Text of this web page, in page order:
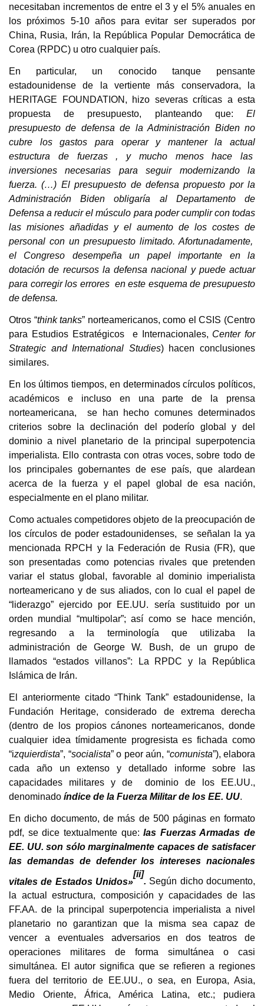
necesitaban incrementos de entre el 3 y el 5% anuales en
los próximos 5-10 años para evitar ser superados por
China, Rusia, Irán, la República Popular Democrática de
Corea (RPDC) u otro cualquier país.
En particular, un conocido tanque pensante
estadounidense de la vertiente más conservadora, la
HERITAGE FOUNDATION, hizo severas críticas a esta
propuesta de presupuesto, planteando que: El
presupuesto de defensa de la Administración Biden no
cubre los gastos para operar y mantener la actual
estructura de fuerzas , y mucho menos hace las
inversiones necesarias para seguir modernizando la
fuerza. (…) El presupuesto de defensa propuesto por la
Administración Biden obligaría al Departamento de
Defensa a reducir el músculo para poder cumplir con todas
las misiones añadidas y el aumento de los costes de
personal con un presupuesto limitado. Afortunadamente,
el Congreso desempeña un papel importante en la
dotación de recursos la defensa nacional y puede actuar
para corregir los errores en este esquema de presupuesto
de defensa.
Otros “think tanks” norteamericanos, como el CSIS (Centro
para Estudios Estratégicos e Internacionales, Center for
Strategic and International Studies) hacen conclusiones
similares.
En los últimos tiempos, en determinados círculos políticos,
académicos e incluso en una parte de la prensa
norteamericana, se han hecho comunes determinados
criterios sobre la declinación del poderío global y del
dominio a nivel planetario de la principal superpotencia
imperialista. Ello contrasta con otras voces, sobre todo de
los principales gobernantes de ese país, que alardean
acerca de la fuerza y el papel global de esa nación,
especialmente en el plano militar.
Como actuales competidores objeto de la preocupación de
los círculos de poder estadounidenses, se señalan la ya
mencionada RPCH y la Federación de Rusia (FR), que
son presentadas como potencias rivales que pretenden
variar el status global, favorable al dominio imperialista
norteamericano y de sus aliados, con lo cual el papel de
“liderazgo” ejercido por EE.UU. sería sustituido por un
orden mundial “multipolar”; así como se hace mención,
regresando a la terminología que utilizaba la
administración de George W. Bush, de un grupo de
llamados “estados villanos”: La RPDC y la República
Islámica de Irán.
El anteriormente citado “Think Tank” estadounidense, la
Fundación Heritage, considerado de extrema derecha
(dentro de los propios cánones norteamericanos, donde
cualquier idea tímidamente progresista es fichada como
“izquierdista”, “socialista” o peor aún, “comunista”), elabora
cada año un extenso y detallado informe sobre las
capacidades militares y de dominio de los EE.UU.,
denominado índice de la Fuerza Militar de los EE. UU.
En dicho documento, de más de 500 páginas en formato
pdf, se dice textualmente que:las Fuerzas Armadas de
EE. UU. son sólo marginalmente capaces de satisfacer
las demandas de defender los intereses nacionales
vitales de Estados Unidos»
[ii]
. Según dicho documento,
la actual estructura, composición y capacidades de las
FF.AA. de la principal superpotencia imperialista a nivel
planetario no garantizan que la misma sea capaz de
vencer a eventuales adversarios en dos teatros de
operaciones militares de forma simultánea o casi
simultánea. El autor significa que se refieren a regiones
fuera del territorio de EE.UU., o sea, en Europa, Asia,
Medio Oriente, África, América Latina, etc.; pudiera